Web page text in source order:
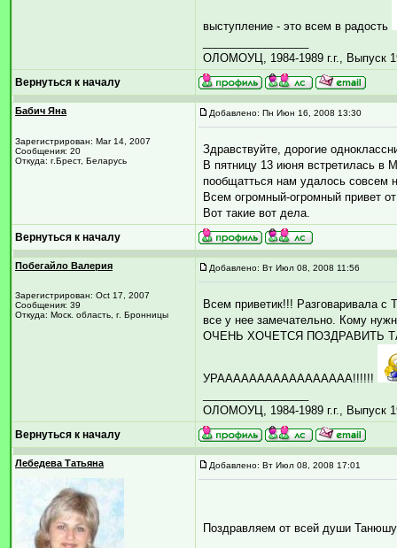
выступление - это всем в радость
ОЛОМОУЦ, 1984-1989 г.г., Выпуск
Вернуться к началу
Бабич Яна
Зарегистрирован: Mar 14, 2007
Сообщения: 20
Откуда: г.Брест, Беларусь
Добавлено: Пн Июн 16, 2008 13:30
Здравствуйте, дорогие
В пятницу 13 июня встретилась
пообщатться нам удалось совсем
Всем огромный-огромный привет
Вот такие вот дела.
Вернуться к началу
Побегайло Валерия
Зарегистрирован: Oct 17, 2007
Сообщения: 39
Откуда: Моск. область, г. Бронницы
Добавлено: Вт Июл 08, 2008 11:56
Всем приветик!!!
все у нее замечательно. Кому
ОЧЕНЬ ХОЧЕТСЯ ПОЗДРАВИТЬ
УРААААААААААААААААА!!!!!!
ОЛОМОУЦ, 1984-1989 г.г., Выпуск
Вернуться к началу
Лебедева Татьяна Добавлено: Вт Июл 08, 2008 17:01
Поздравляем от всей души